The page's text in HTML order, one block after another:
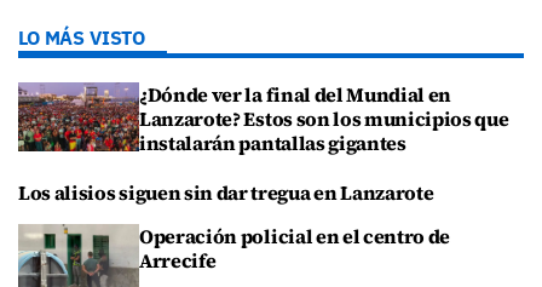
LO MÁS VISTO
¿Dónde ver la final del Mundial en
Lanzarote? Estos son los municipios que
instalarán pantallas gigantes
Los alisios siguen sin dar tregua en Lanzarote
Operación policial en el centro de
Arrecife